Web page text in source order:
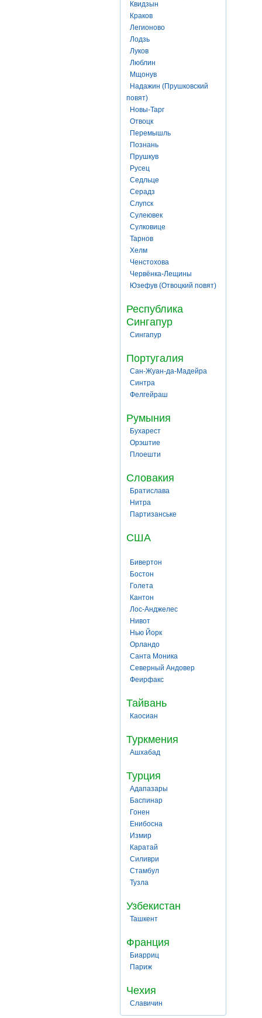
Квидзын
Краков
Легионово
Лодзь
Луков
Люблин
Мщонув
Надажин (Прушковский
повят)
Новы-Тарг
Отвоцк
Перемышль
Познань
Прушкув
Русец
Седльце
Серадз
Слупск
Сулеювек
Сулковице
Тарнов
Хелм
Ченстохова
Червёнка-Лещины
Юзефув (Отвоцкий повят)
Республика
Сингапур
Сингапур
Португалия
Сан-Жуан-да-Мадейра
Синтра
Фелгейраш
Румыния
Бухарест
Орэштие
Плоешти
Словакия
Братислава
Нитра
Партизанське
США
Бивертон
Бостон
Голета
Кантон
Лос-Анджелес
Нивот
Нью Йорк
Орландо
Санта Моника
Северный Андовер
Феирфакс
Тайвань
Каосиан
Туркмения
Ашхабад
Турция
Адапазары
Баспинар
Гонен
Енибосна
Измир
Каратай
Силиври
Стамбул
Тузла
Узбекистан
Ташкент
Франция
Биарриц
Париж
Чехия
Славичин